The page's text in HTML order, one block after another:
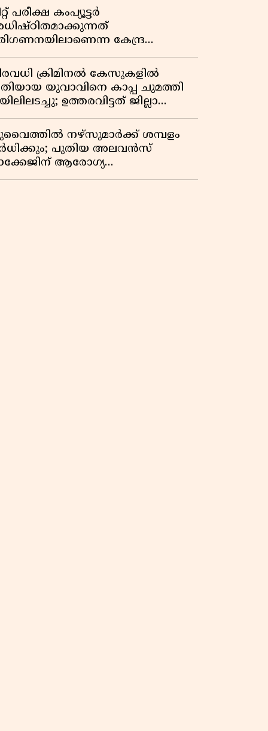
പരീക്ഷ കംപ്യൂട്ടർ
കേന്ദ്ര
സത്യവാങ്മൂലത്തിൽ
നൽകാൻ ഹർജിക്കാരോട്
ക്രിമിനൽ കേസുകളിൽ
യുവാവിനെ കാപ്പ ചുമത്തി
ഉത്തരവിട്ടത് ജില്ലാ
നഴ്‌സുമാർക്ക് ശമ്പളം
പുതിയ അലവൻസ്
ആരോഗ്യ
അംഗീകാരം